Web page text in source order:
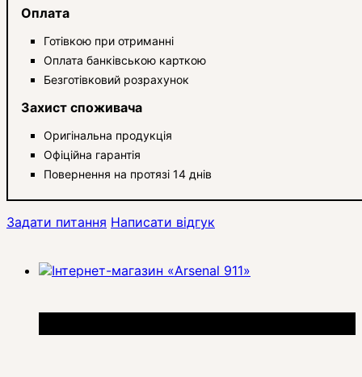
Оплата
Готівкою при отриманні
Оплата банківською карткою
Безготівковий розрахунок
Захист споживача
Оригінальна продукція
Офіційна гарантія
Повернення на протязі 14 днів
Задати питання Написати відгук